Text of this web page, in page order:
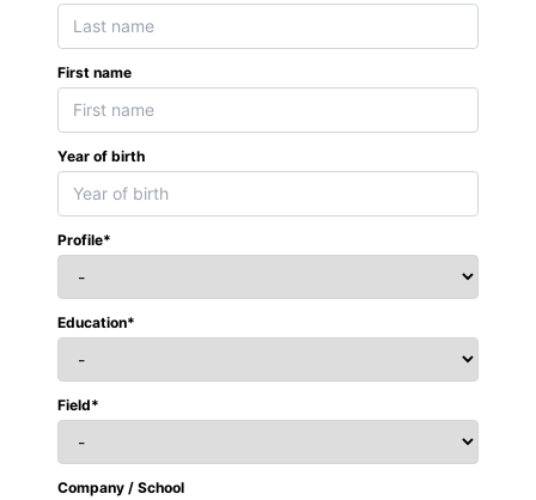
First name
Year of birth
Profile*
Education*
Field*
Company / School